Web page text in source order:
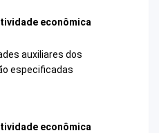
econômica
auxiliares dos
especificadas
econômica